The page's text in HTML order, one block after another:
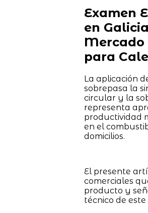
Examen
en
Mercado
para
La aplicación
sobrepasa la
circular y la
representa
productividad
en el
domicilios.
El presente
comerciales
producto y
técnico de